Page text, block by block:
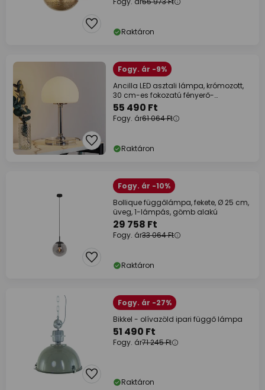
Raktáron
Fogy. ár -9%
Ancilla LED asztali lámpa, krómozott,
30 cm-es fokozatú fényerő-
szabályzóval,
55 490 Ft
Fogy. ár61 064 Ft
Raktáron
Fogy. ár -10%
Bollique függőlámpa, fekete, Ø 25 cm,
üveg, 1-lámpás, gömb alakú
29 758 Ft
Fogy. ár33 064 Ft
Raktáron
Fogy. ár -27%
Bikkel - olívazöld ipari függő lámpa
51 490 Ft
Fogy. ár71 245 Ft
Raktáron